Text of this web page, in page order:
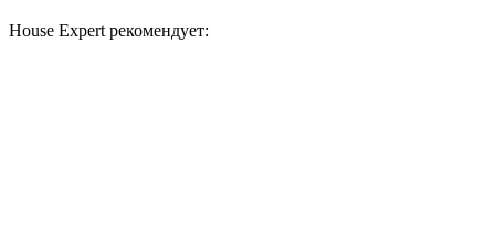
House Expert рекомендует: